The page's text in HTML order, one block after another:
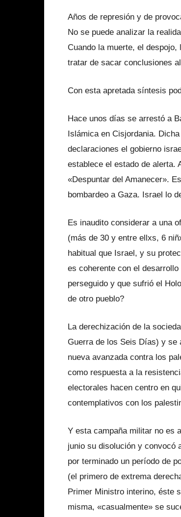
Años de represión y de
No se puede analizar la
Cuando la muerte, el
tratar de sacar conclusiones
Con esta apretada síntesis
Hace unos días se arrestó a
Islámica en Cisjordania.
declaraciones el gobierno
establece el estado de alerta.
«Despuntar del Amanecer».
bombardeo a Gaza. Israel lo
Es inaudito considerar a una
(más de 30 y entre ellxs, 6
habitual que Israel, y su
es coherente con el
perseguido y que sufrió el
de otro pueblo?
La derechización de la
Guerra de los Seis Días) y se
nueva avanzada contra los
como respuesta a la
electorales hacen centro en
contemplativos con los
Y esta campaña militar no es
junio su disolución y convocó
por terminado un período de
(el primero de extrema
Primer Ministro interino, éste
misma, «casualmente» se